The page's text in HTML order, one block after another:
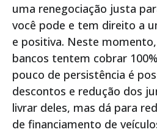
uma renegociação justa
você pode e tem direito a
e positiva. Neste
bancos tentem cobrar
pouco de persistência é
descontos e redução dos
livrar deles, mas dá para
de financiamento de